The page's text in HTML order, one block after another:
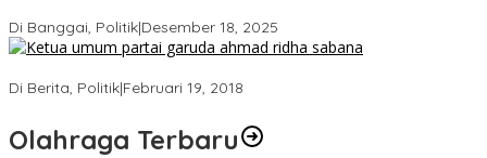
Di Banggai, Politik|Desember 18, 2025
Di Berita, Politik|Februari 19, 2018
Olahraga Terbaru